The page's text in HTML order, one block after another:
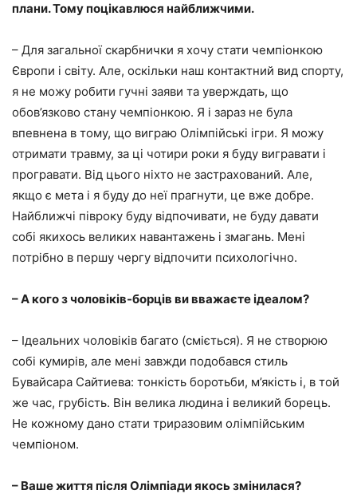
плани. Тому поцікавлюся найближчими.
– Для загальної скарбнички я хочу стати чемпіонкою
Європи і світу. Але, оскільки наш контактний вид спорту,
я не можу робити гучні заяви та уверждать, що
обов’язково стану чемпіонкою. Я і зараз не була
впевнена в тому, що виграю Олімпійські ігри. Я можу
отримати травму, за ці чотири роки я буду вигравати і
програвати. Від цього ніхто не застрахований. Але,
якщо є мета і я буду до неї прагнути, це вже добре.
Найближчі півроку буду відпочивати, не буду давати
собі якихось великих навантажень і змагань. Мені
потрібно в першу чергу відпочити психологічно.
– А кого з чоловіків-борців ви вважаєте ідеалом?
– Ідеальних чоловіків багато (сміється). Я не створюю
собі кумирів, але мені завжди подобався стиль
Бувайсара Сайтиева: тонкість боротьби, м’якість і, в той
же час, грубість. Він велика людина і великий борець.
Не кожному дано стати триразовим олімпійським
чемпіоном.
– Ваше життя після Олімпіади якось змінилася?